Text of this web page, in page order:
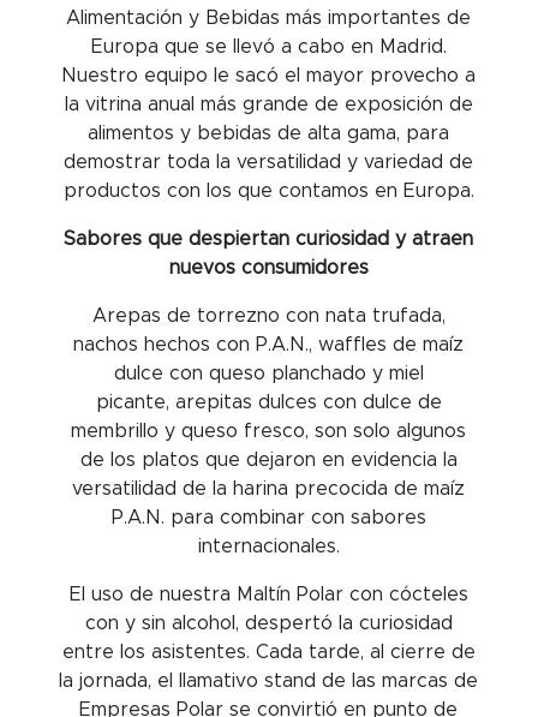
Alimentación y Bebidas más importantes de
Europa que se llevó a cabo en Madrid.
Nuestro equipo le sacó el mayor provecho a
la vitrina anual más grande de exposición de
alimentos y bebidas de alta gama, para
demostrar toda la versatilidad y variedad de
productos con los que contamos en Europa.
Sabores que despiertan curiosidad y atraen
nuevos consumidores
Arepas de torrezno con nata trufada,
nachos hechos con P.A.N., waffles de maíz
dulce con queso planchado y miel
picante, arepitas dulces con dulce de
membrillo y queso fresco, son solo algunos
de los platos que dejaron en evidencia la
versatilidad de la harina precocida de maíz
P.A.N. para combinar con sabores
internacionales.
El uso de nuestra Maltín Polar con cócteles
con y sin alcohol, despertó la curiosidad
entre los asistentes. Cada tarde, al cierre de
la jornada, el llamativo stand de las marcas de
Empresas Polar se convirtió en punto de